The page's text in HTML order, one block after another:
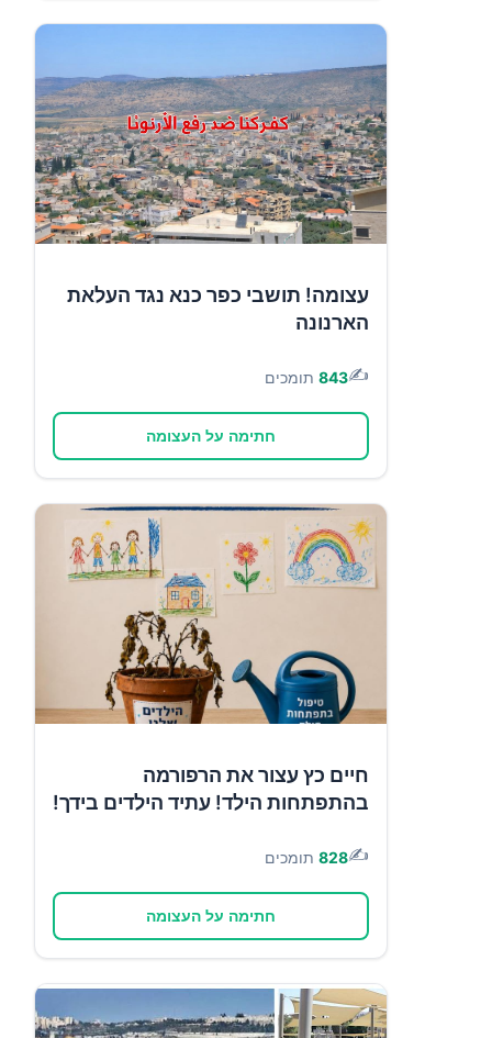
עצומה! תושבי כפר כנא נגד העלאת
הארנונה
✍️
843 תומכים
חתימה על העצומה
חיים כץ עצור את הרפורמה
בהתפתחות הילד! עתיד הילדים בידך!
✍️
828 תומכים
חתימה על העצומה